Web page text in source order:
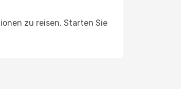
zu reisen. Starten Sie